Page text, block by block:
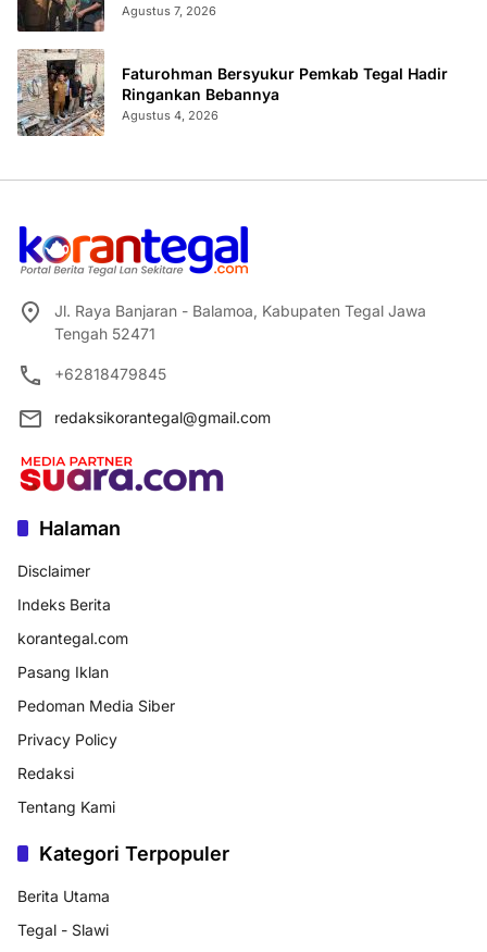
Agustus 7, 2026
Faturohman Bersyukur Pemkab Tegal Hadir
Ringankan Bebannya
Agustus 4, 2026
Jl. Raya Banjaran - Balamoa, Kabupaten Tegal Jawa
Tengah 52471
+62818479845
redaksikorantegal@gmail.com
Halaman
Disclaimer
Indeks Berita
korantegal.com
Pasang Iklan
Pedoman Media Siber
Privacy Policy
Redaksi
Tentang Kami
Kategori Terpopuler
Berita Utama
Tegal - Slawi